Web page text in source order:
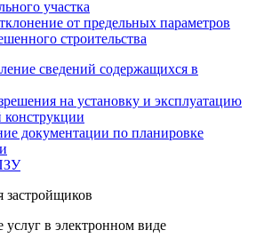
участка
от предельных параметров
строительства
сведений содержащихся в
на установку и эксплуатацию
конструкции
документации по планировке
услуг в электронном виде